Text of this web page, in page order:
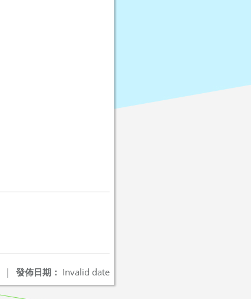
發佈日期： Invalid date
|